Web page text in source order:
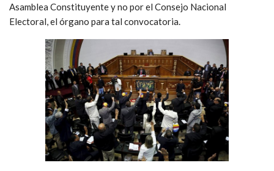
Asamblea Constituyente y no por el Consejo Nacional
Electoral, el órgano para tal convocatoria.